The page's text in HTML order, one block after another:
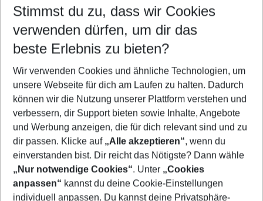
Beliebiger Abflughafen
Wähle deinen Reisezeitraum
5-8 Nächte
2 Erwachsene Keine Kinder
Mehr Filter anzeigen
Footer
Footer navigation
Stimmst du zu, dass wir Cookies
verwenden dürfen, um dir das
beste Erlebnis zu bieten?
Wir verwenden Cookies und ähnliche Technologien, um
unsere Webseite für dich am Laufen zu halten. Dadurch
können wir die Nutzung unserer Plattform verstehen und
verbessern, dir Support bieten sowie Inhalte, Angebote
und Werbung anzeigen, die für dich relevant sind und zu
dir passen. Klicke auf „Alle akzeptieren“, wenn du
einverstanden bist. Dir reicht das Nötigste? Dann wähle
„Nur notwendige Cookies“. Unter „Cookies
anpassen“ kannst du deine Cookie-Einstellungen
individuell anpassen. Du kannst deine Privatsphäre-